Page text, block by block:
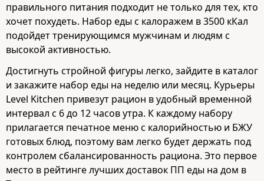
правильного питания подходит не только для тех, кто
хочет похудеть. Набор еды с калоражем в 3500 кКал
подойдет тренирующимся мужчинам и людям с
высокой активностью.
Достигнуть стройной фигуры легко, зайдите в каталог
и закажите набор еды на неделю или месяц. Курьеры
Level Kitchen привезут рацион в удобный временной
интервал с 6 до 12 часов утра. К каждому набору
прилагается печатное меню с калорийностью и БЖУ
готовых блюд, поэтому вам легко будет держать под
контролем сбалансированность рациона. Это первое
место в рейтинге лучших доставок ПП еды на дом в